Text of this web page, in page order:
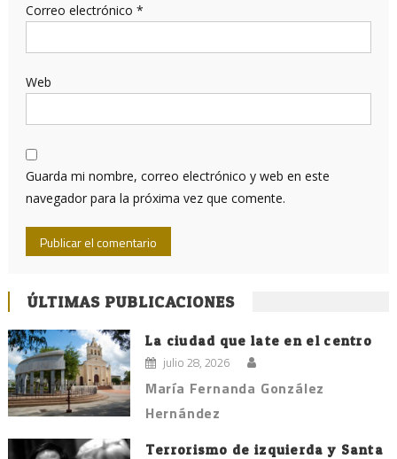
Correo electrónico *
Web
Guarda mi nombre, correo electrónico y web en este
navegador para la próxima vez que comente.
ÚLTIMAS PUBLICACIONES
La ciudad que late en el centro
julio 28, 2026
María Fernanda González
Hernández
Terrorismo de izquierda y Santa